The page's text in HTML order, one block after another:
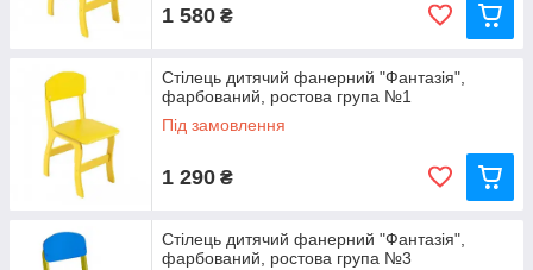
1 580 ₴
Стілець дитячий фанерний "Фантазія",
фарбований, ростова група №1
Під замовлення
1 290 ₴
Стілець дитячий фанерний "Фантазія",
фарбований, ростова група №3